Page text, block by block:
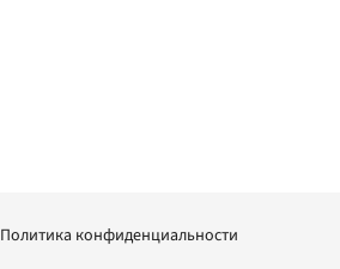
Политика конфиденциальности